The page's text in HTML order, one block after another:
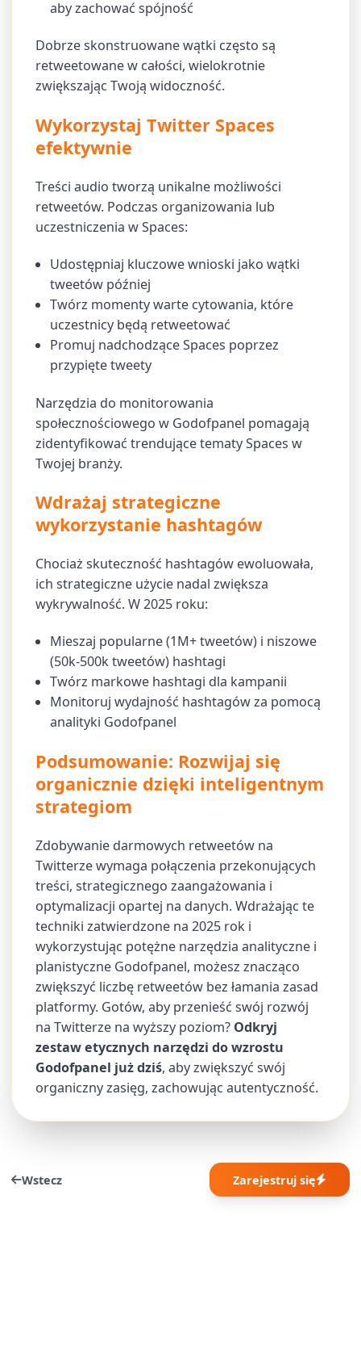
aby zachować spójność
Dobrze skonstruowane wątki często są
retweetowane w całości, wielokrotnie
zwiększając Twoją widoczność.
Wykorzystaj Twitter Spaces
efektywnie
Treści audio tworzą unikalne możliwości
retweetów. Podczas organizowania lub
uczestniczenia w Spaces:
Udostępniaj kluczowe wnioski jako wątki
tweetów później
Twórz momenty warte cytowania, które
uczestnicy będą retweetować
Promuj nadchodzące Spaces poprzez
przypięte tweety
Narzędzia do monitorowania
społecznościowego w Godofpanel pomagają
zidentyfikować trendujące tematy Spaces w
Twojej branży.
Wdrażaj strategiczne
wykorzystanie hashtagów
Chociaż skuteczność hashtagów ewoluowała,
ich strategiczne użycie nadal zwiększa
wykrywalność. W 2025 roku:
Mieszaj popularne (1M+ tweetów) i niszowe
(50k-500k tweetów) hashtagi
Twórz markowe hashtagi dla kampanii
Monitoruj wydajność hashtagów za pomocą
analityki Godofpanel
Podsumowanie: Rozwijaj się
organicznie dzięki inteligentnym
strategiom
Zdobywanie darmowych retweetów na
Twitterze wymaga połączenia przekonujących
treści, strategicznego zaangażowania i
optymalizacji opartej na danych. Wdrażając te
techniki zatwierdzone na 2025 rok i
wykorzystując potężne narzędzia analityczne i
planistyczne Godofpanel, możesz znacząco
zwiększyć liczbę retweetów bez łamania zasad
platformy. Gotów, aby przenieść swój rozwój
na Twitterze na wyższy poziom? Odkryj
zestaw etycznych narzędzi do wzrostu
Godofpanel już dziś, aby zwiększyć swój
organiczny zasięg, zachowując autentyczność.
Wstecz Zarejestruj się